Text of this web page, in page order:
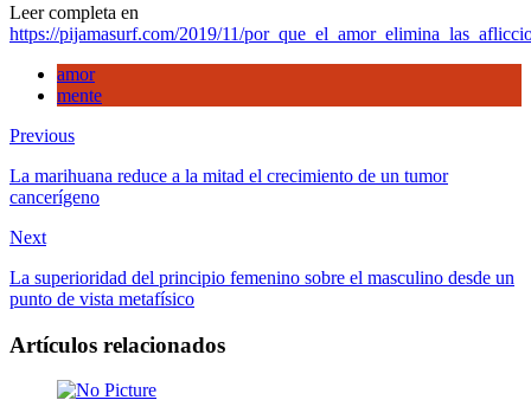
a
las
Leer completa en
https://pijamasurf.com/2019/11/
amor
mente
Previous
La marihuana reduce a la mitad el crecimiento de un tumor
cancerígeno
Next
La superioridad del principio femenino sobre el masculino desde un
punto de vista metafísico
Artículos relacionados